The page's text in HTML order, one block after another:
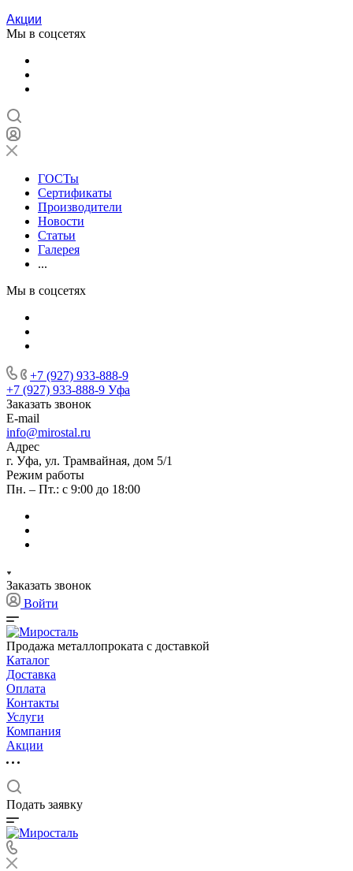
Акции
Мы в соцсетях
ГОСТы
Сертификаты
Производители
Новости
Статьи
Галерея
...
Мы в соцсетях
+7 (927) 933-888-9
+7 (927) 933-888-9 Уфа
Заказать звонок
E-mail
info@mirostal.ru
Адрес
г. Уфа, ул. Трамвайная, дом 5/1
Режим работы
Пн. – Пт.: с 9:00 до 18:00
Заказать звонок
Войти
Продажа металлопроката с доставкой
Каталог
Доставка
Оплата
Контакты
Услуги
Компания
Акции
Подать заявку